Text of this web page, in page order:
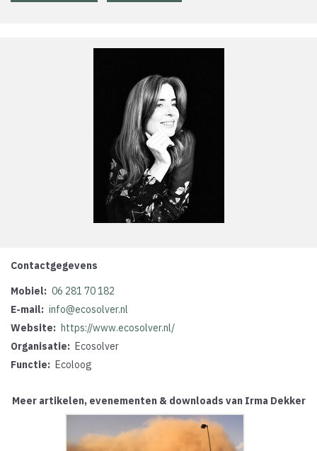
Contactgegevens
Mobiel
06 281 70 182
E-mail
info@ecosolver.nl
Website
https://www.ecosolver.nl/
Organisatie
Ecosolver
Functie
Ecoloog
Meer artikelen, evenementen & downloads van Irma Dekker